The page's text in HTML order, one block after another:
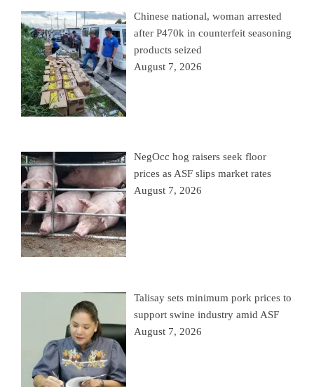
Chinese national, woman arrested
after P470k in counterfeit seasoning
products seized
August 7, 2026
NegOcc hog raisers seek floor
prices as ASF slips market rates
August 7, 2026
Talisay sets minimum pork prices to
support swine industry amid ASF
August 7, 2026